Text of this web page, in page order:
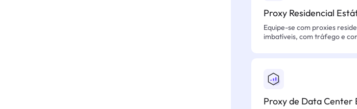
Proxy Residencial
Equipe-se com proxies
imbatíveis, com tráfego e
Proxy de Data Center